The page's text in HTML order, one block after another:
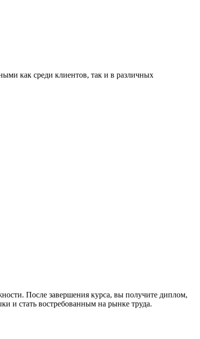
как среди клиентов, так и в различных
После завершения курса, вы получите диплом,
и стать востребованным на рынке труда.